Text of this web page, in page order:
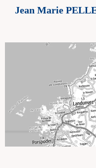
Jean Marie